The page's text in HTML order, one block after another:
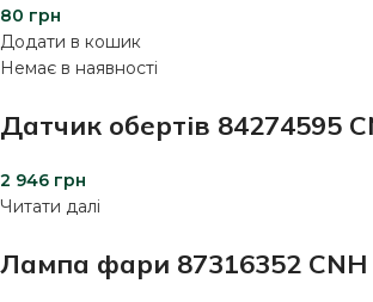
80 грн
Додати в кошик
Немає в наявності
Датчик обертів 84274595
2 946 грн
Читати далі
Лампа фари 87316352 CNH